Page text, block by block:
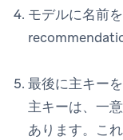
モデルに名前
最後に主キーを
主キーは、一
あります。こ